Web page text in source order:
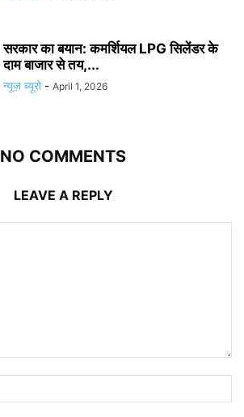
सरकार का बयान: कमर्शियल LPG सिलेंडर के
दाम बाजार से तय,...
न्यूज़ ब्यूरो - April 1, 2026
NO COMMENTS
LEAVE A REPLY